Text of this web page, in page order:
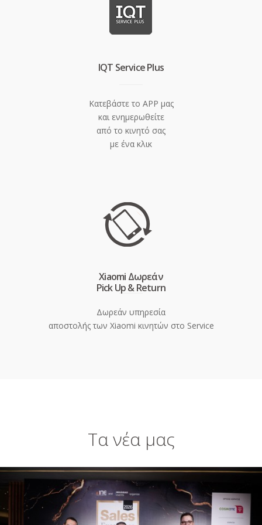
IQT Service Plus
Κατεβάστε το APP μας
και ενημερωθείτε
από το κινητό σας
με ένα κλικ
Xiaomi Δωρεάν
Pick Up & Return
Δωρεάν υπηρεσία
αποστολής των Xiaomi κινητών στο Service
Τα νέα μας